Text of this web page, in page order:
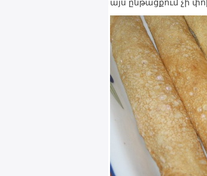
այս ընթացքում չի